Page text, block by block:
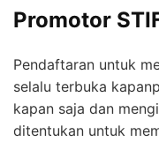
Promotor
Pendaftaran untuk
selalu terbuka
kapan saja dan
ditentukan untuk